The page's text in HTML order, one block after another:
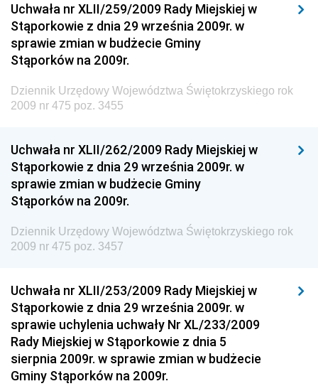
Dziennik Urzędowy Ministerstwa Kultury, Dziedzictwa
Narodowego i Sportu
Dziennik Urzędowy Ministra Finansów, Funduszy i
Dziennik Urzędowy Ministra Rozwoju, Pracy i
Dziennik Urzędowy Ministra Kultury, Dziedzictwa
Narodowego i Sportu
Dziennik Urzędowy Ministra Rodziny i Polityki
Społecznej
Dziennik Urzędowy Komendy Głównej Straży
Granicznej
Drogowego
Dziennik Urzędowy Narodowego Banku Polskiego
Dziennik Urzędowy Komendy Głównej Policji
Dziennik Urzędowy Ministra Pracy i Polityki
Społecznej
Uchwała nr XLII/259/2009 Rady Miejskiej w
Stąporkowie z dnia 29 września 2009r. w
sprawie zmian w budżecie Gminy
Stąporków na 2009r.
Dziennik Urzędowy Województwa Świętokrzyskiego rok
2009 nr 475 poz. 3455
Uchwała nr XLII/262/2009 Rady Miejskiej w
Stąporkowie z dnia 29 września 2009r. w
sprawie zmian w budżecie Gminy
Stąporków na 2009r.
Dziennik Urzędowy Województwa Świętokrzyskiego rok
2009 nr 475 poz. 3457
Uchwała nr XLII/253/2009 Rady Miejskiej w
Stąporkowie z dnia 29 września 2009r. w
sprawie uchylenia uchwały Nr XL/233/2009
Rady Miejskiej w Stąporkowie z dnia 5
sierpnia 2009r. w sprawie zmian w budżecie
Gminy Stąporków na 2009r.